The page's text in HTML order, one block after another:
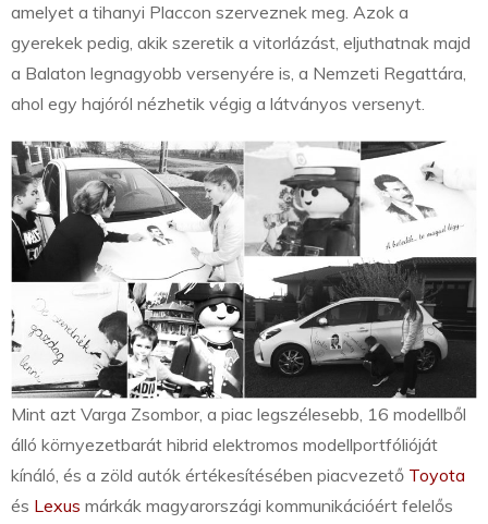
amelyet a tihanyi Placcon szerveznek meg. Azok a
gyerekek pedig, akik szeretik a vitorlázást, eljuthatnak majd
a Balaton legnagyobb versenyére is, a Nemzeti Regattára,
ahol egy hajóról nézhetik végig a látványos versenyt.
Mint azt Varga Zsombor, a piac legszélesebb, 16 modellből
álló környezetbarát hibrid elektromos modellportfólióját
kínáló, és a zöld autók értékesítésében piacvezető Toyota
és Lexus márkák magyarországi kommunikációért felelős